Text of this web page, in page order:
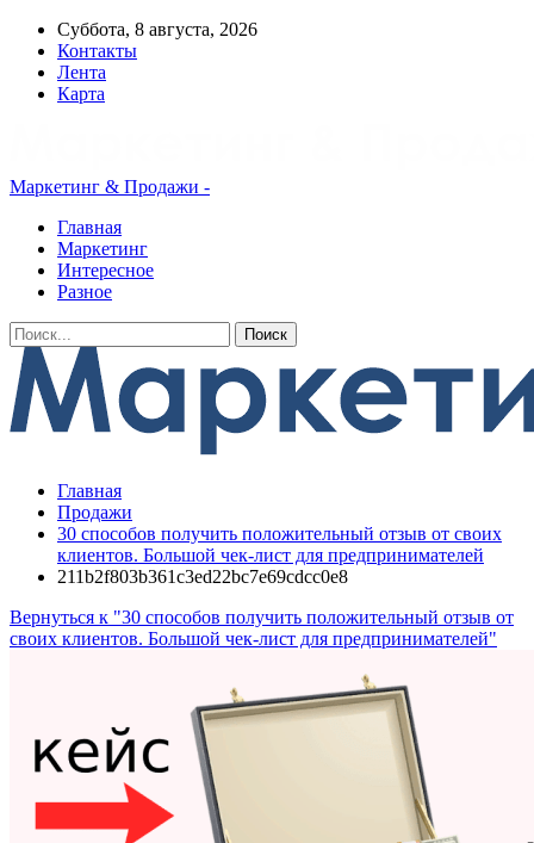
Суббота, 8 августа, 2026
Контакты
Лента
Карта
Маркетинг & Продажи -
Главная
Маркетинг
Интересное
Разное
Главная
Продажи
30 способов получить положительный отзыв от своих
клиентов. Большой чек-лист для предпринимателей
211b2f803b361c3ed22bc7e69cdcc0e8
Вернуться к "30 способов получить положительный отзыв от
своих клиентов. Большой чек-лист для предпринимателей"